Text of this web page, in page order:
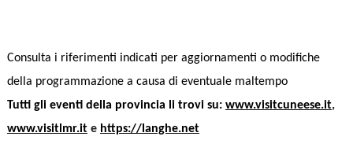
Consulta i riferimenti indicati per aggiornamenti o modifiche
della programmazione a causa di eventuale maltempo
Tutti gli eventi della provincia li trovi su: www.visitcuneese.it,
www.visitlmr.ite https://langhe.net